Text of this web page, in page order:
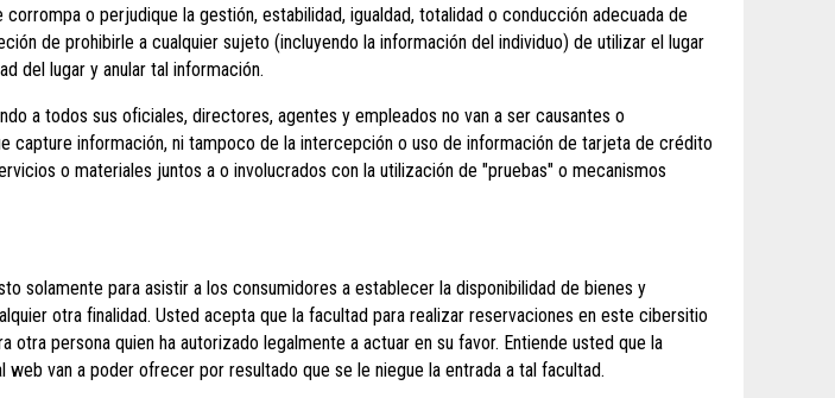
o perjudique la gestión, estabilidad, igualdad, totalidad o conducción adecuada de
de prohibirle a cualquier sujeto (incluyendo la información del individuo) de utilizar el lugar
del lugar y anular tal información.
a todos sus oficiales, directores, agentes y empleados no van a ser causantes o
capture información, ni tampoco de la intercepción o uso de información de tarjeta de crédito
o materiales juntos a o involucrados con la utilización de "pruebas" o mecanismos
solamente para asistir a los consumidores a establecer la disponibilidad de bienes y
otra finalidad. Usted acepta que la facultad para realizar reservaciones en este cibersitio
persona quien ha autorizado legalmente a actuar en su favor. Entiende usted que la
van a poder ofrecer por resultado que se le niegue la entrada a tal facultad.